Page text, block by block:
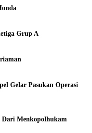
Grup A
Gelar Pasukan Operasi
Menkopolhukam